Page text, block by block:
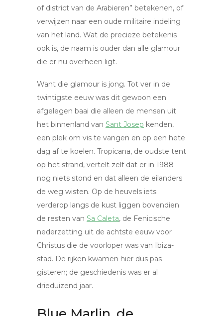
of district van de Arabieren” betekenen, of
verwijzen naar een oude militaire indeling
van het land. Wat de precieze betekenis
ook is, de naam is ouder dan alle glamour
die er nu overheen ligt.
Want die glamour is jong. Tot ver in de
twintigste eeuw was dit gewoon een
afgelegen baai die alleen de mensen uit
het binnenland van Sant Josep kenden,
een plek om vis te vangen en op een hete
dag af te koelen. Tropicana, de oudste tent
op het strand, vertelt zelf dat er in 1988
nog niets stond en dat alleen de eilanders
de weg wisten. Op de heuvels iets
verderop langs de kust liggen bovendien
de resten van Sa Caleta, de Fenicische
nederzetting uit de achtste eeuw voor
Christus die de voorloper was van Ibiza-
stad. De rijken kwamen hier dus pas
gisteren; de geschiedenis was er al
drieduizend jaar.